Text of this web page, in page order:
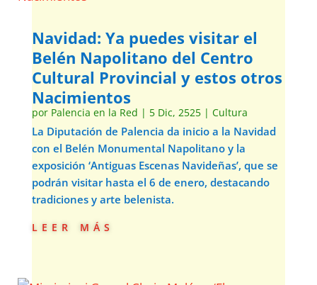
Navidad: Ya puedes visitar el
Belén Napolitano del Centro
Cultural Provincial y estos otros
Nacimientos
por Palencia en la Red | 5 Dic, 2525| Cultura
La Diputación de Palencia da inicio a la Navidad
con el Belén Monumental Napolitano y la
exposición ‘Antiguas Escenas Navideñas’, que se
podrán visitar hasta el 6 de enero, destacando
tradiciones y arte belenista.
leer más